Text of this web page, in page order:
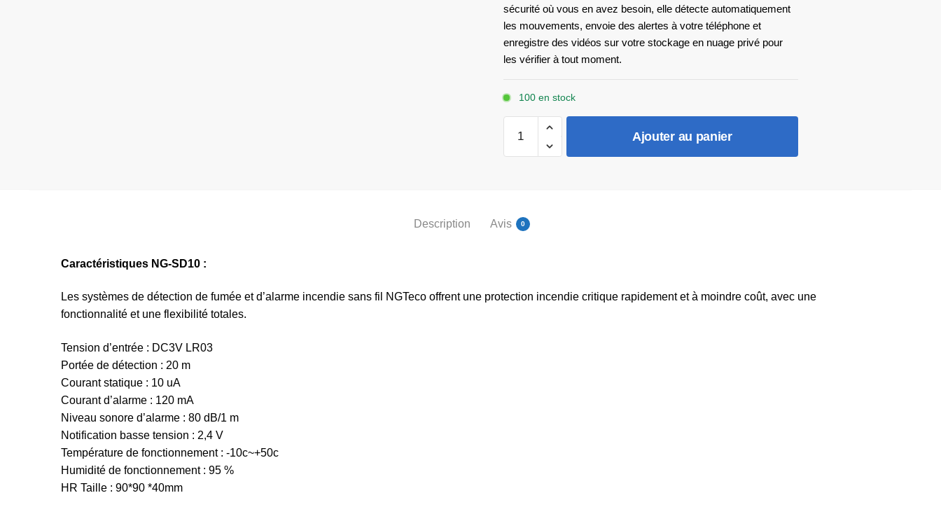
sécurité où vous en avez besoin, elle détecte automatiquement
les mouvements, envoie des alertes à votre téléphone et
enregistre des vidéos sur votre stockage en nuage privé pour
les vérifier à tout moment.
100 en stock
Détecteur
SD10
Ajouter au panier
Description Avis 0
Caractéristiques NG-SD10 :
Les systèmes de détection de fumée et d’alarme incendie sans fil NGTeco offrent une protection incendie critique rapidement et à moindre coût, avec une
fonctionnalité et une flexibilité totales.
Tension d’entrée : DC3V LR03
Portée de détection : 20 m
Courant statique : 10 uA
Courant d’alarme : 120 mA
Niveau sonore d’alarme : 80 dB/1 m
Notification basse tension : 2,4 V
Température de fonctionnement : -10c~+50c
Humidité de fonctionnement : 95 %
HR Taille : 90*90 *40mm